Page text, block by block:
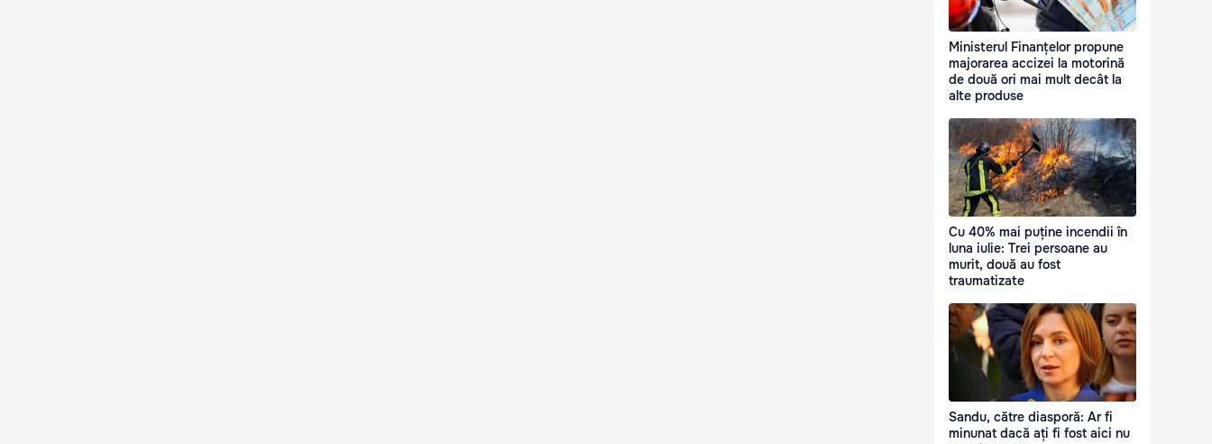
Ministerul Finanțelor propune
majorarea accizei la motorină
de două ori mai mult decât la
alte produse
Cu 40% mai puține incendii în
luna iulie: Trei persoane au
murit, două au fost
traumatizate
Sandu, către diasporă: Ar fi
minunat dacă ați fi fost aici nu